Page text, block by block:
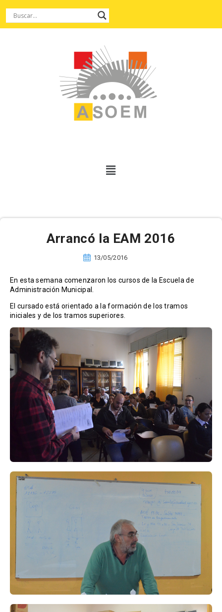
Arrancó la EAM 2016
13/05/2016
En esta semana comenzaron los cursos de la Escuela de
Administración Municipal.
El cursado está orientado a la formación de los tramos
iniciales y de los tramos superiores.